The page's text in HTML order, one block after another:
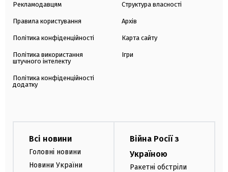
Рекламодавцям
Правила користування
Політика конфіденційності
Політика використання
штучного інтелекту
Політика конфіденційності
додатку
Структура власності
Архів
Карта сайту
Ігри
Всі новини
Головні новини
Новини України
Війна Росії з
Україною
Ракетні обстріли